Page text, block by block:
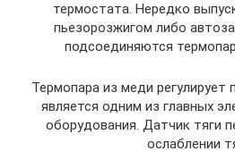
термостата. Нередко
пьезорозжигом либо
подсоединяются
Термопара из меди регулирует
является одним из главных
оборудования. Датчик тяги
ослаблении